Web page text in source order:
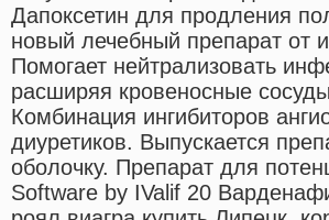
Дапоксетин для продления
новый лечебный препарат от
Помогает нейтрализовать
расширяя кровеносные
Комбинация ингибиторов
диуретиков. Выпускается
оболочку. Препарат для
Software by IValif 20